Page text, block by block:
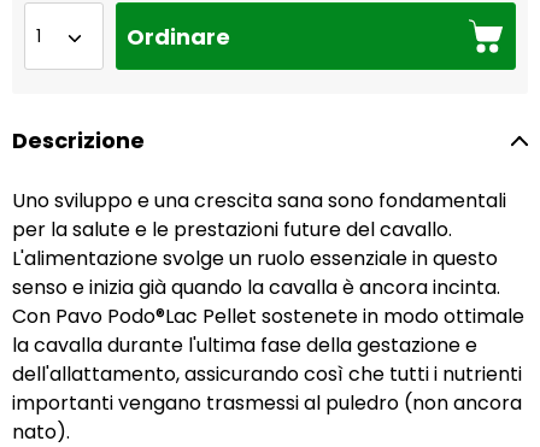
Ordinare
Descrizione
Uno sviluppo e una crescita sana sono fondamentali
per la salute e le prestazioni future del cavallo.
L'alimentazione svolge un ruolo essenziale in questo
senso e inizia già quando la cavalla è ancora incinta.
Con Pavo Podo®Lac Pellet sostenete in modo ottimale
la cavalla durante l'ultima fase della gestazione e
dell'allattamento, assicurando così che tutti i nutrienti
importanti vengano trasmessi al puledro (non ancora
nato).